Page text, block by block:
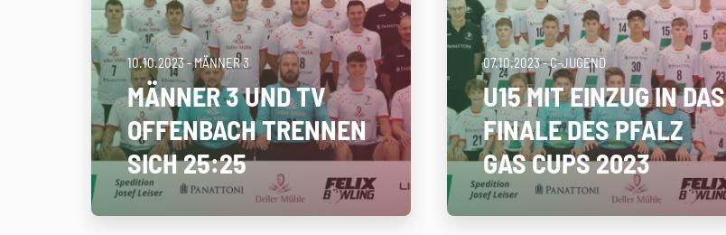
10.10.2023- MÄNNER 3
MÄNNER 3 UND TV
OFFENBACH TRENNEN
SICH 25:25
07.10.2023- C-JUGEND
U15 MIT EINZUG IN DAS
FINALE DES PFALZ
GAS CUPS 2023